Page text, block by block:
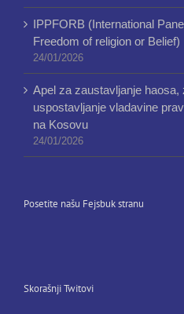
IPPFORB (International
Freedom of religion or Belief)
24/01/2026
Apel za zaustavljanje
uspostavljanje vladavine
na Kosovu
24/01/2026
Posetite našu Fejsbuk stranu
Skorašnji Twitovi